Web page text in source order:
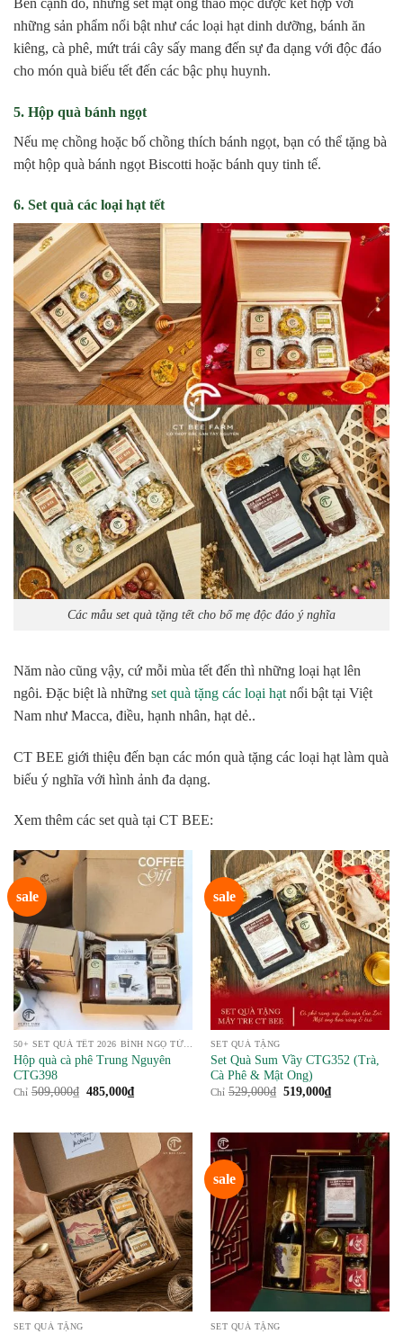
những sản phẩm nổi bật như các loại hạt dinh dưỡng, bánh ăn
kiêng, cà phê, mứt trái cây sấy mang đến sự đa dạng với độc đáo
cho món quà biếu tết đến các bậc phụ huynh.
5. Hộp quà bánh ngọt
Nếu mẹ chồng hoặc bố chồng thích bánh ngọt, bạn có thể tặng bà
một hộp quà bánh ngọt Biscotti hoặc bánh quy tinh tế.
6. Set quà các loại hạt tết
Các mẫu set quà tặng tết cho bố mẹ độc đáo ý nghĩa
Năm nào cũng vậy, cứ mỗi mùa tết đến thì những loại hạt lên
ngôi. Đặc biệt là những set quà tặng các loại hạt nổi bật tại Việt
Nam như Macca, điều, hạnh nhân, hạt dẻ..
CT BEE giới thiệu đến bạn các món quà tặng các loại hạt làm quà
biếu ý nghĩa với hình ảnh đa dạng.
Xem thêm các set quà tại CT BEE:
sale
50+ SET QUÀ TẾT 2026 BÍNH NGỌ TỪ NÔNG SẢN
Hộp quà cà phê Trung Nguyên
CTG398
Chỉ 509,000₫ Giá
485,000₫Giá
485,000₫.
sale
SET QUÀ TẶNG
Set Quà Sum Vầy CTG352 (Trà,
Cà Phê & Mật Ong)
Chỉ 529,000₫ Giá
519,000₫Giá
519,000₫.
SET QUÀ TẶNG
sale
SET QUÀ TẶNG